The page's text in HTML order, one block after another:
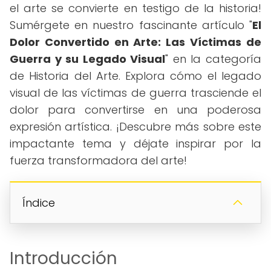
el arte se convierte en testigo de la historia!
Sumérgete en nuestro fascinante artículo "El
Dolor Convertido en Arte: Las Víctimas de
Guerra y su Legado Visual" en la categoría
de Historia del Arte. Explora cómo el legado
visual de las víctimas de guerra trasciende el
dolor para convertirse en una poderosa
expresión artística. ¡Descubre más sobre este
impactante tema y déjate inspirar por la
fuerza transformadora del arte!
Índice
Introducción